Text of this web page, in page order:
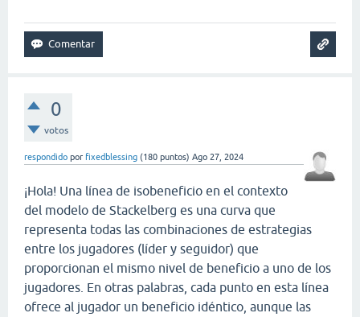
0
votos
respondido por fixedblessing (180 puntos) Ago 27, 2024
¡Hola! Una línea de isobeneficio en el contexto
del modelo de Stackelberg es una curva que
representa todas las combinaciones de estrategias
entre los jugadores (líder y seguidor) que
proporcionan el mismo nivel de beneficio a uno de los
jugadores. En otras palabras, cada punto en esta línea
ofrece al jugador un beneficio idéntico, aunque las